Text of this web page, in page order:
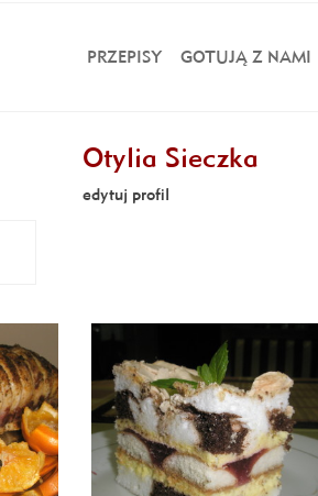
PRZEPISY GOTUJĄ Z NAMI
Otylia Sieczka
edytuj profil